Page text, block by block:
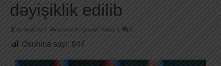
dəyişiklik edilib
by Audit.Az | posted in: Qanun Xəbər | 0
Oxunma sayı: 947